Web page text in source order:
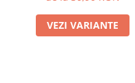
VEZI VARIANTE